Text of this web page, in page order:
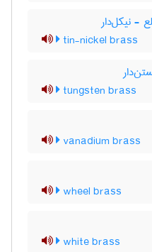
- نیکل‌دار
tin-nickel brass
tungsten brass
vanadium brass
wheel brass
white brass